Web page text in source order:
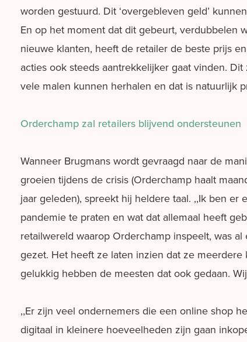
worden gestuurd. Dit ‘overgebleven geld’
En op het moment dat dit gebeurt, verdubbelen
nieuwe klanten, heeft de retailer de beste prijs
acties ook steeds aantrekkelijker gaat vinden.
vele malen kunnen herhalen en dat is natuurlijk
Orderchamp zal retailers blijvend ondersteunen
Wanneer Brugmans wordt gevraagd naar de
groeien tijdens de crisis (Orderchamp haalt
jaar geleden), spreekt hij heldere taal. ,,Ik ben
pandemie te praten en wat dat allemaal heeft
retailwereld waarop Orderchamp inspeelt, was
gezet. Het heeft ze laten inzien dat ze
gelukkig hebben de meesten dat ook gedaan.
,,Er zijn veel ondernemers die een online shop
digitaal in kleinere hoeveelheden zijn gaan